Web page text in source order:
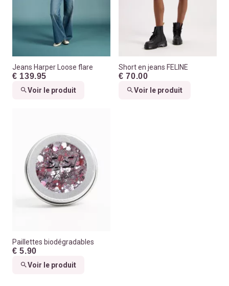
Jeans Harper Loose flare
€ 139.95
Voir le produit
Short en jeans FELINE
€ 70.00
Voir le produit
Paillettes biodégradables
€ 5.90
Voir le produit